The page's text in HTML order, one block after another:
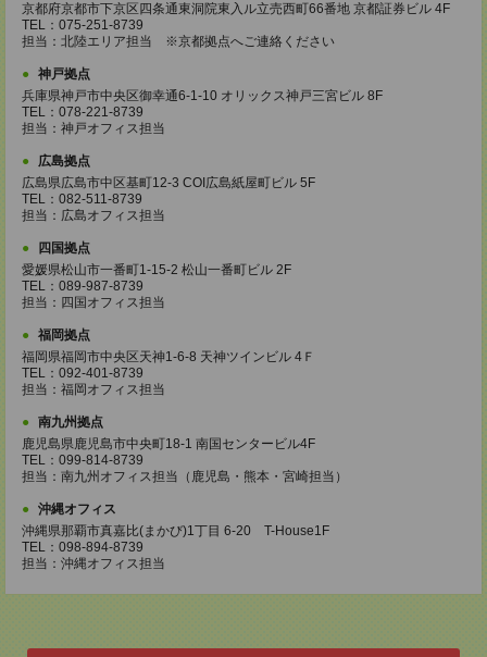
京都府京都市下京区四条通東洞院東入ル立売西町66番地 京都証券ビル 4F
TEL：075-251-8739
担当：北陸エリア担当 ※京都拠点へご連絡ください
神戸拠点
兵庫県神戸市中央区御幸通6-1-10 オリックス神戸三宮ビル 8F
TEL：078-221-8739
担当：神戸オフィス担当
広島拠点
広島県広島市中区基町12-3 COI広島紙屋町ビル 5F
TEL：082-511-8739
担当：広島オフィス担当
四国拠点
愛媛県松山市一番町1-15-2 松山一番町ビル 2F
TEL：089-987-8739
担当：四国オフィス担当
福岡拠点
福岡県福岡市中央区天神1-6-8 天神ツインビル 4Ｆ
TEL：092-401-8739
担当：福岡オフィス担当
南九州拠点
鹿児島県鹿児島市中央町18-1 南国センタービル4F
TEL：099-814-8739
担当：南九州オフィス担当（鹿児島・熊本・宮崎担当）
沖縄オフィス
沖縄県那覇市真嘉比(まかび)1丁目 6-20 T-House1F
TEL：098-894-8739
担当：沖縄オフィス担当